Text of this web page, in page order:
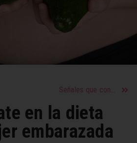
Señales que confirman que tu pareja ya no está enamorado de ti
en la dieta
embarazada